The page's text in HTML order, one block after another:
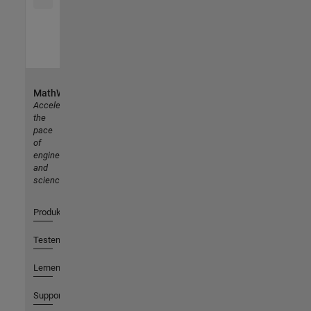
MathWorks
Accelerating
the
pace
of
engineering
and
science
Produkte
Testen oder Kaufen
Lernen
Support